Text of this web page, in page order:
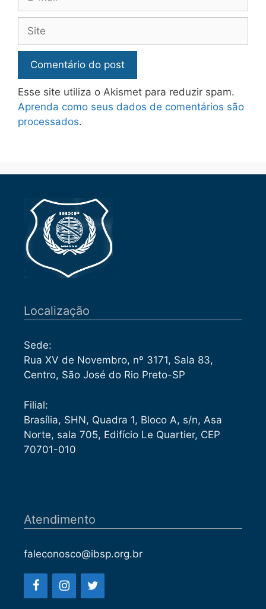
Esse site utiliza o Akismet para reduzir spam.
Aprenda como seus dados de comentários são
processados.
Localização
Sede:
Rua XV de Novembro, nº 3171, Sala 83,
Centro, São José do Rio Preto-SP
Filial:
Brasília, SHN, Quadra 1, Bloco A, s/n, Asa
Norte, sala 705, Edifício Le Quartier, CEP
70701-010
Atendimento
faleconosco@ibsp.org.br